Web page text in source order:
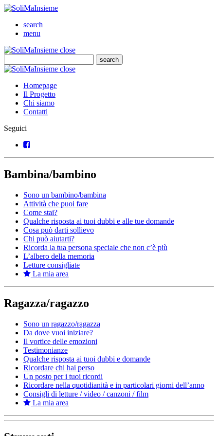
SoliMaInsieme
search
menu
SoliMaInsieme
closeClose
search
Cerca
SoliMaInsieme
closeClose
Homepage
Il Progetto
Chi siamo
Contatti
Seguici
Facebook
Bambina/bambino
Sono un bambino/bambina
Attività che puoi fare
Come stai?
Qualche risposta ai tuoi dubbi e alle tue domande
Cosa può darti sollievo
Chi può aiutarti?
Ricorda la tua persona speciale che non c’è più
L’albero della memoria
Letture consigliate
La mia area
Ragazza/ragazzo
Sono un ragazzo/ragazza
Da dove vuoi iniziare?
Il vortice delle emozioni
Testimonianze
Qualche risposta ai tuoi dubbi e domande
Ricordare chi hai perso
Un posto per i tuoi ricordi
Ricordare nella quotidianità e in particolari giorni dell’anno
Consigli di letture / video / canzoni / film
La mia area